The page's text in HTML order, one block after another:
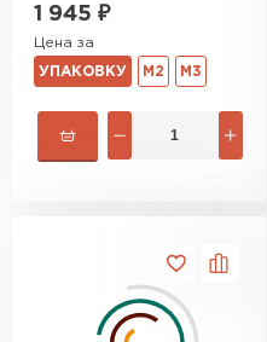
1 945 ₽
Цена за
УПАКОВКУ М2 М3
ПЕРЕЙТИ
ПЕРЕЙТИ